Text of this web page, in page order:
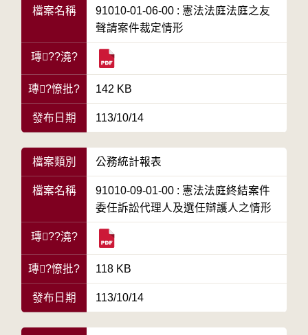
檔案名稱
91010-01-06-00 : 憲法法庭法庭之友
聲請案件裁定情形
瑼??澆?
瑼?憭批? 142 KB
發布日期 113/10/14
檔案類別 公務統計報表
檔案名稱
91010-09-01-00 : 憲法法庭終結案件
委任訴訟代理人及選任辯護人之情形
瑼??澆?
瑼?憭批? 118 KB
發布日期 113/10/14